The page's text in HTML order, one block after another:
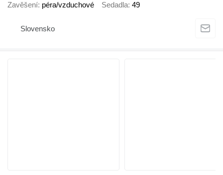
Zavěšení péra/vzduchové Sedadla 49
Slovensko